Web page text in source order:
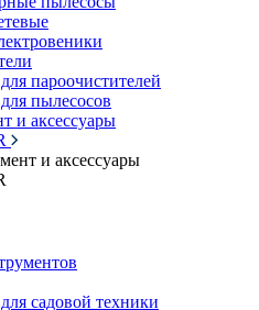
пароочистителей
пылесосов
и аксессуары
и аксессуары
садовой техники